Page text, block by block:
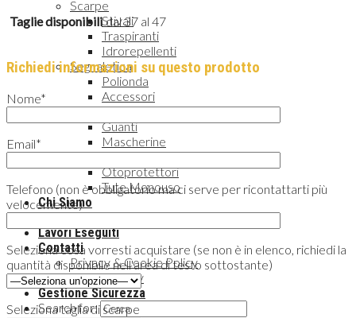
Scarpe
Stivali
Traspiranti
Idrorepellenti
Segnaletica
Polionda
Accessori
Varie
Guanti
Mascherine
Occhiali Protettivi
Otoprotettori
Tute Monouso
Chi Siamo
Offerte
Lavori Eseguiti
Contatti
Privacy & Cookie Policy
Cookie Policy
Gestione Sicurezza
Search for:
Taglie disponibili dal 37 al 47
Richiedi informazioni su questo prodotto
Nome*
Email*
Telefono (non è obbligatorio ma ci serve per ricontattarti più
velocemente)
Seleziona cosa vorresti acquistare (se non è in elenco, richiedi la
quantità disponibile nell'area di testo sottostante)
Seleziona taglia di scarpe